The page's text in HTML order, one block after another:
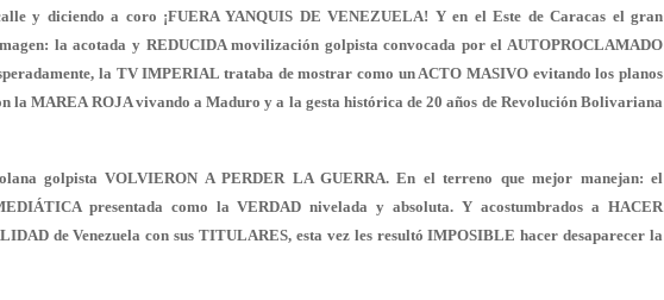
y diciendo a coro ¡FUERA YANQUIS DE VENEZUELA! Y en el Este de Caracas el gran
la acotada y REDUCIDA movilización golpista convocada por el AUTOPROCLAMADO
la TV IMPERIAL trataba de mostrar como un ACTO MASIVO evitando los planos
la MAREA ROJA vivando a Maduro y a la gesta histórica de 20 años de Revolución Bolivariana
golpista VOLVIERON A PERDER LA GUERRA. En el terreno que mejor manejan: el
presentada como la VERDAD nivelada y absoluta. Y acostumbrados a HACER
de Venezuela con sus TITULARES, esta vez les resultó IMPOSIBLE hacer desaparecer la